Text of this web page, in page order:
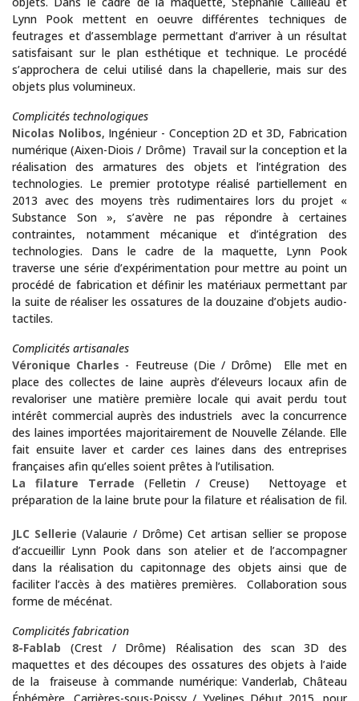
Lynn Pook mettent en oeuvre différentes techniques de
feutrages et d’assemblage permettant d’arriver à un résultat
satisfaisant sur le plan esthétique et technique. Le procédé
s’approchera de celui utilisé dans la chapellerie, mais sur des
objets plus volumineux.
Complicités technologiques
Nicolas Nolibos, Ingénieur - Conception 2D et 3D, Fabrication
numérique (Aixen-Diois / Drôme) Travail sur la conception et la
réalisation des armatures des objets et l’intégration des
technologies. Le premier prototype réalisé partiellement en
2013 avec des moyens très rudimentaires lors du projet «
Substance Son », s’avère ne pas répondre à certaines
contraintes, notamment mécanique et d’intégration des
technologies. Dans le cadre de la maquette, Lynn Pook
traverse une série d’expérimentation pour mettre au point un
procédé de fabrication et définir les matériaux permettant par
la suite de réaliser les ossatures de la douzaine d’objets audio-
tactiles.
Complicités artisanales
Véronique Charles - Feutreuse (Die / Drôme) Elle met en
place des collectes de laine auprès d’éleveurs locaux afin de
revaloriser une matière première locale qui avait perdu tout
intérêt commercial auprès des industriels avec la concurrence
des laines importées majoritairement de Nouvelle Zélande. Elle
fait ensuite laver et carder ces laines dans des entreprises
françaises afin qu’elles soient prêtes à l’utilisation.
La filature Terrade (Felletin / Creuse)
Nettoyage et
préparation de la laine brute pour la filature et réalisation de fil.
JLC Sellerie (Valaurie / Drôme) Cet artisan sellier se propose
d’accueillir Lynn Pook dans son atelier et de l’accompagner
dans la réalisation du capitonnage des objets ainsi que de
faciliter l’accès à des matières premières. Collaboration sous
forme de mécénat.
Complicités fabrication
8-Fablab (Crest / Drôme) Réalisation des scan 3D des
maquettes et des découpes des ossatures des objets à l’aide
de la fraiseuse à commande numérique: Vanderlab, Château